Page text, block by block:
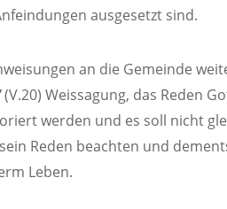
ausgesetzt sind.
an die Gemeinde
(V.20) Weissagung, das Reden
werden und es soll nicht
Reden beachten und
Leben.